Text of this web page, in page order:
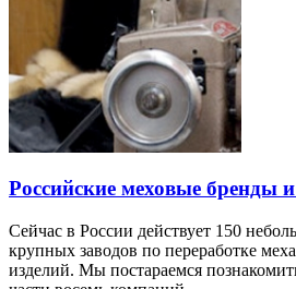
Российские меховые бренды
Сейчас в России действует 150
крупных заводов по переработке
изделий. Мы постараемся